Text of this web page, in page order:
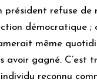
président refuse de
démocratique ;
même
avoir gagné. C’est
reconnu